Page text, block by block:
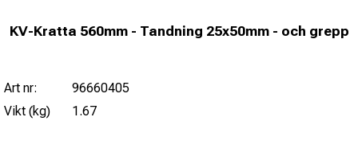
KV-Kratta 560mm - Tandning 25x50mm - och grepp
Art nr:
96660405
Vikt (kg)
1.67